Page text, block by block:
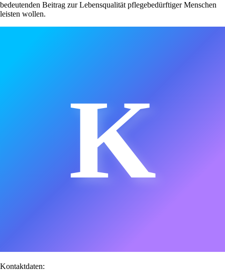
bedeutenden Beitrag zur Lebensqualität pflegebedürftiger Menschen
leisten wollen.
K
Kontaktdaten: